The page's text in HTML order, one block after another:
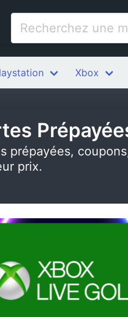
Xbox
prépayées,
prix.